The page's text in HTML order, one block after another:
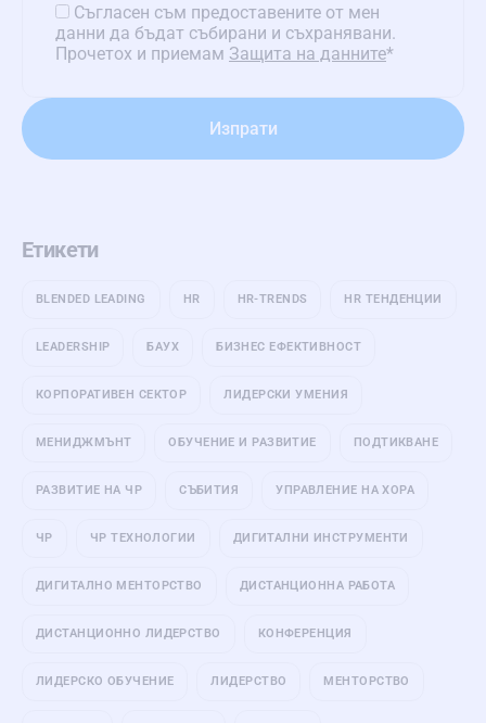
Съгласен съм предоставените от мен
данни да бъдат събирани и съхранявани.
Прочетох и приемам Защита на данните*
Етикети
BLENDED LEADING HR HR-TRENDS HR ТЕНДЕНЦИИ
LEADERSHIP БАУХ БИЗНЕС ЕФЕКТИВНОСТ
КОРПОРАТИВЕН СЕКТОР ЛИДЕРСКИ УМЕНИЯ
МЕНИДЖМЪНТ ОБУЧЕНИЕ И РАЗВИТИЕ ПОДТИКВАНЕ
РАЗВИТИЕ НА ЧР СЪБИТИЯ УПРАВЛЕНИЕ НА ХОРА
ЧР ЧР ТЕХНОЛОГИИ ДИГИТАЛНИ ИНСТРУМЕНТИ
ДИГИТАЛНО МЕНТОРСТВО ДИСТАНЦИОННА РАБОТА
ДИСТАНЦИОННО ЛИДЕРСТВО КОНФЕРЕНЦИЯ
ЛИДЕРСКО ОБУЧЕНИЕ ЛИДЕРСТВО МЕНТОРСТВО